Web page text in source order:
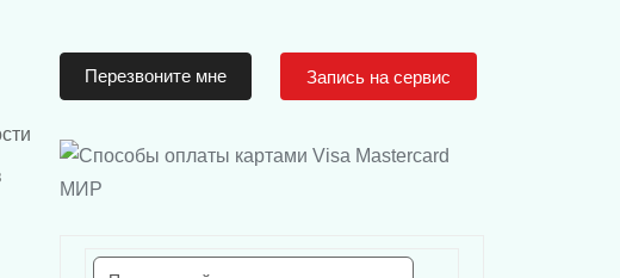
Перезвоните мне Запись на сервис